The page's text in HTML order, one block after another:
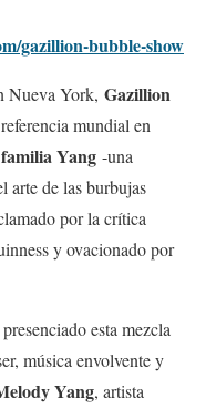
gazillion-bubble-show
Nueva York, Gazillion
mundial en
familia Yang -una
arte de las burbujas
por la crítica
y ovacionado por
esta mezcla
música envolvente y
Yang, artista